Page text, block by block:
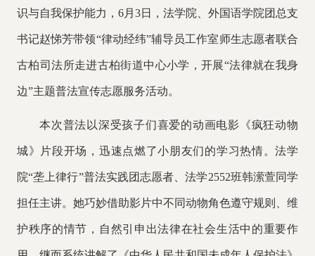
识与自我保护能力， 6月3日，法学院、外国语学院团总支
书记赵悌芳带领“律动经纬”辅导员工作室师生志愿者联合
古柏司法所走进古柏街道中心小学，开展“法律就在我身
边”主题普法宣传志愿服务活动。
本次普法以深受孩子们喜爱的动画电影《疯狂动物
城》片段开场，迅速点燃了小朋友们的学习热情。法学
院“垄上律行”普法实践团志愿者、法学2552班韩潆萱同学
担任主讲。她巧妙借助影片中不同动物角色遵守规则、维
护秩序的情节，自然引申出法律在社会生活中的重要作